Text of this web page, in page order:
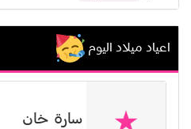
اعياد ميلاد اليوم
سارة خان